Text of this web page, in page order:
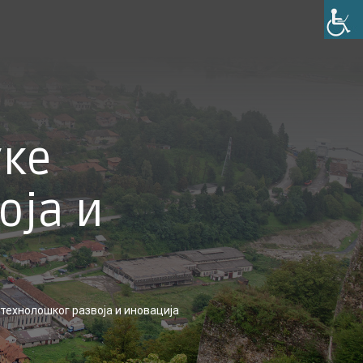
и
развоја и иновација